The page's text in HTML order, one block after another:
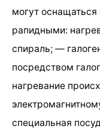
могут
рапидными:
спираль; —
посредством
нагревание
специальная